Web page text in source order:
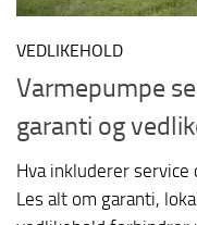
VEDLIKEHOLD
Varmepumpe
garanti og
Hva inkluderer service
Les alt om garanti,